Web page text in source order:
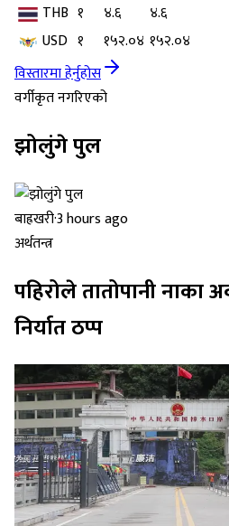
THB १ ४.६
४.६
USD १ १५२.०४ १५२.०४
विस्तारमा हेर्नुहोस
वर्गीकृत नगरिएको
झोलुंगे पुल
बाह्रखरी·3 hours ago
अर्थतन्त्र
पहिरोले तातोपानी नाका
निर्यात ठप्प